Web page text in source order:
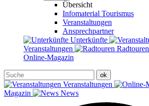
Übersicht
Infomaterial Tourismus
Veranstaltungen
Ansprechpartner
Unterkünfte
Veranstaltungen
Radtouren
Online-Magazin
Veranstaltungen
Magazin
News